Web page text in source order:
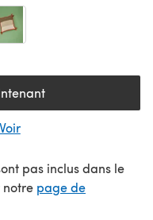
dans un nouvel
Voir
pas inclus dans le
notre page de
onglet)